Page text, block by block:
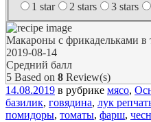
1 star
2 stars 3 stars
Макароны с фрикадельками в
2019-08-14
Средний балл
5 Based on 8 Review(s)
14.08.2019 в рубрике мясо,
базилик, говядина, лук
помидоры, томаты, фарш,